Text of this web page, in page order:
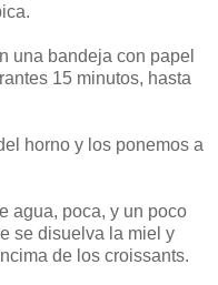
una bandeja con papel
15 minutos, hasta
horno y los ponemos a
agua, poca, y un poco
se disuelva la miel y
de los croissants.